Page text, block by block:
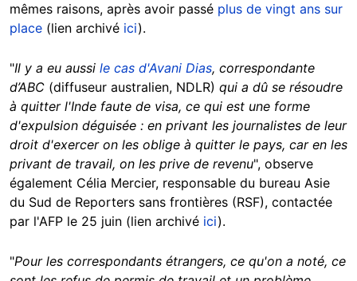
mêmes raisons, après avoir passé plus de vingt ans sur
place (lien archivé ici).
"Il y a eu aussi le cas d'Avani Dias, correspondante
d’ABC (diffuseur australien, NDLR) qui a dû se résoudre
à quitter l'Inde faute de visa, ce qui est une forme
d'expulsion déguisée : en privant les journalistes de leur
droit d'exercer on les oblige à quitter le pays, car en les
privant de travail, on les prive de revenu", observe
également Célia Mercier, responsable du bureau Asie
du Sud de Reporters sans frontières (RSF), contactée
par l'AFP le 25 juin (lien archivé ici).
"Pour les correspondants étrangers, ce qu'on a noté, ce